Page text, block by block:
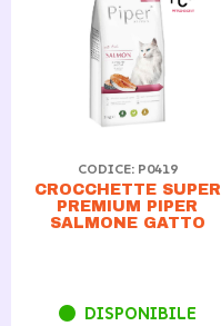
CODICE: P0419
CROCCHETTE SUPER
PREMIUM PIPER
SALMONE GATTO
DISPONIBILE